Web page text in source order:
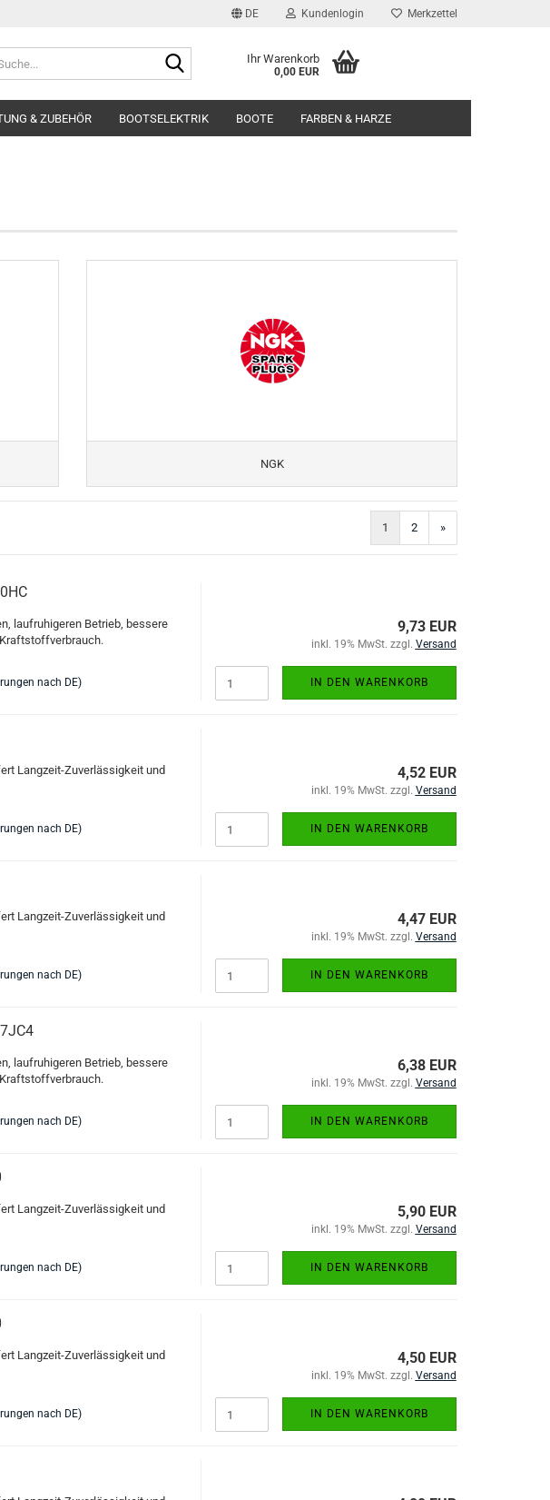
DE
Lieferland
Kundenlogin
Konto erstellen
Merkzettel
Ihr Warenkorb
0,00 EUR
& ZUBEHÖR BOOTSELEKTRIK BOOTE FARBEN & HARZE
NGK
1 2 »
laufruhigeren Betrieb, bessere
nach DE)
9,73 EUR
inkl. 19% MwSt. zzgl. Versand
IN DEN WARENKORB
Langzeit-Zuverlässigkeit und
nach DE)
4,52 EUR
inkl. 19% MwSt. zzgl. Versand
IN DEN WARENKORB
Langzeit-Zuverlässigkeit und
nach DE)
4,47 EUR
inkl. 19% MwSt. zzgl. Versand
IN DEN WARENKORB
laufruhigeren Betrieb, bessere
nach DE)
6,38 EUR
inkl. 19% MwSt. zzgl. Versand
IN DEN WARENKORB
Langzeit-Zuverlässigkeit und
nach DE)
5,90 EUR
inkl. 19% MwSt. zzgl. Versand
IN DEN WARENKORB
Langzeit-Zuverlässigkeit und
nach DE)
4,50 EUR
inkl. 19% MwSt. zzgl. Versand
IN DEN WARENKORB